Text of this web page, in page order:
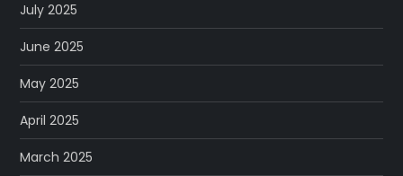
July 2025
June 2025
May 2025
April 2025
March 2025